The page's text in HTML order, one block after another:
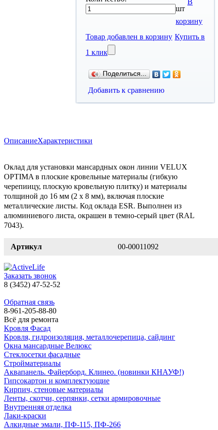
шт
В
корзину
Товар добавлен в корзину Купить в
1 клик
Поделиться...
Добавить к сравнению
ОписаниеХарактеристики
​​Оклад для установки мансардных окон линии VELUX
OPTIMA в плоские кровельные материалы (гибкую
черепиицу, плоскую кровельную плитку) и материалы
толщиной до 16 мм (2 x 8 мм), включая плоские
металлические листы. Код оклада ESR. Выполнен из
алюминиевого листа, окрашен в темно-cерый цвет (RAL
7043).
Артикул 00-00011092
Заказать звонок
8 (3452) 47-52-52
Обратная связь
8-961-205-88-80
Всё для ремонта
Кровля Фасад
Кровля, гидроизоляция, металлочерепица, сайдинг
Окна мансардные Велюкс
Стеклосетки фасадные
Стройматериалы
Аквапанель. Файерборд. Клинео. (новинки КНАУФ!)
Гипсокартон и комплектующие
Кирпич, стеновые материалы
Ленты, скотчи, серпянки, сетки армировочные
Внутренняя отделка
Лаки-краски
Алкидные эмали, ПФ-115, ПФ-266